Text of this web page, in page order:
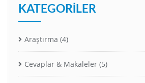
KATEGORILER
Araştırma (4)
Cevaplar & Makaleler (5)